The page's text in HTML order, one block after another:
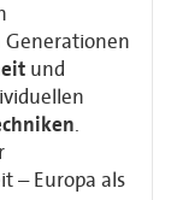
und
.
– Europa als